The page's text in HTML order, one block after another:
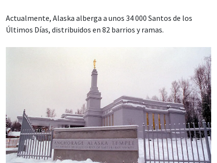
Actualmente, Alaska alberga a unos 34 000 Santos de los
Últimos Días, distribuidos en 82 barrios y ramas.